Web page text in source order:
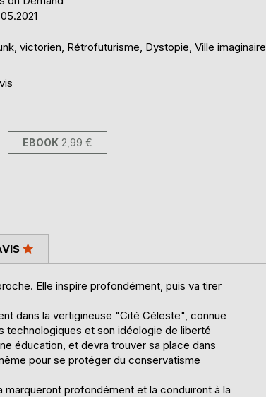
victorien, Rétrofuturisme, Dystopie, Ville imaginaire
EBOOK 2,99 €
Elle inspire profondément, puis va tirer
dans la vertigineuse "Cité Céleste", connue
technologiques et son idéologie de liberté
éducation, et devra trouver sa place dans
pour se protéger du conservatisme
profondément et la conduiront à la